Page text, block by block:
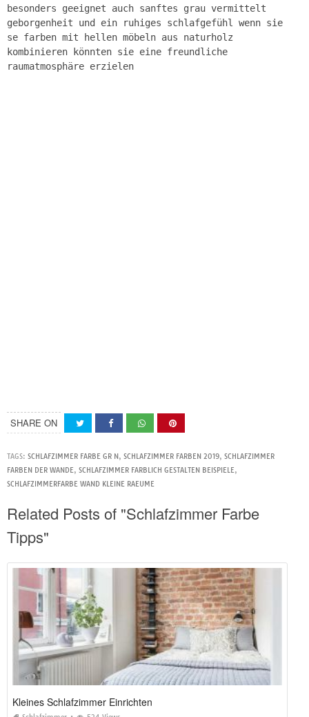
besonders geeignet auch sanftes grau vermittelt
geborgenheit und ein ruhiges schlafgefühl wenn sie
se farben mit hellen möbeln aus naturholz
kombinieren könnten sie eine freundliche
raumatmosphäre erzielen
SHARE ON
TAGS: SCHLAFZIMMER FARBE GR N, SCHLAFZIMMER FARBEN 2019, SCHLAFZIMMER
FARBEN DER WANDE, SCHLAFZIMMER FARBLICH GESTALTEN BEISPIELE,
SCHLAFZIMMERFARBE WAND KLEINE RAEUME
Related Posts of "Schlafzimmer Farbe
Tipps"
Kleines Schlafzimmer Einrichten